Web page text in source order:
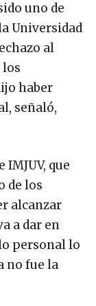
uno de
Universidad
al
haber
señaló,
que
de los
alcanzar
a dar en
personal lo
no fue la